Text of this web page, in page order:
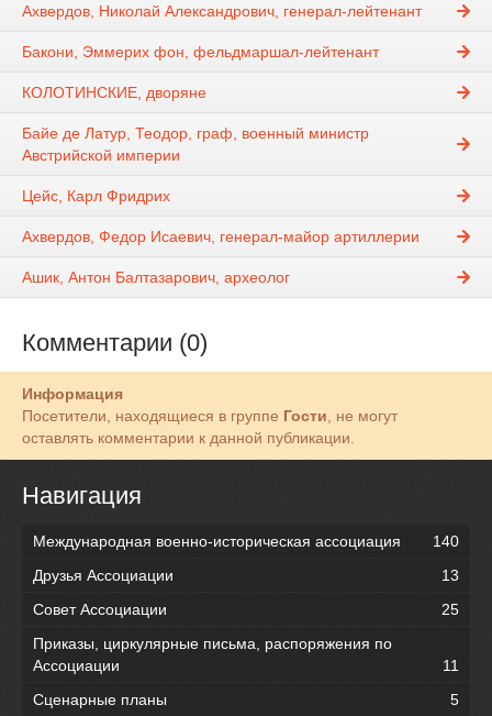
Ахвердов, Николай Александрович, генерал-лейтенант
Бакони, Эммерих фон, фельдмаршал-лейтенант
КОЛОТИНСКИЕ, дворяне
Байе де Латур, Теодор, граф, военный министр
Австрийской империи
Цейс, Карл Фридрих
Ахвердов, Федор Исаевич, генерал-майор артиллерии
Ашик, Антон Балтазарович, археолог
Комментарии (0)
Информация
Посетители, находящиеся в группе Гости , не могут
оставлять комментарии к данной публикации.
Навигация
Международная военно-историческая ассоциация
140
Друзья Ассоциации
13
Совет Ассоциации
25
Приказы, циркулярные письма, распоряжения по
Ассоциации
11
Сценарные планы
5